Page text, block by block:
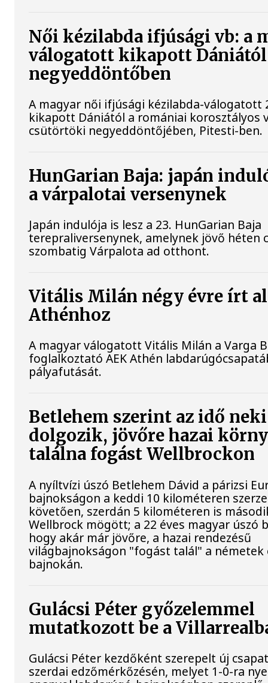
Női kézilabda ifjúsági vb: a
válogatott kikapott Dániától
negyeddöntőben
A magyar női ifjúsági kézilabda-válogatott
kikapott Dániától a romániai korosztályos
csütörtöki negyeddöntőjében, Pitesti-ben.
HunGarian Baja: japán
a várpalotai versenynek
Japán indulója is lesz a 23. HunGarian Baja
terepraliversenynek, amelynek jövő héten
szombatig Várpalota ad otthont.
Vitális Milán négy évre írt
Athénhoz
A magyar válogatott Vitális Milán a Varga
foglalkoztató AEK Athén
pályafutását.
Betlehem szerint az idő neki
dolgozik, jövőre hazai
találna fogást Wellbrockon
A nyíltvízi úszó Betlehem Dávid a párizsi
bajnokságon a keddi 10 kilométeren
követően, szerdán 5 kilométeren is
Wellbrock mögött; a 22 éves magyar úszó
hogy akár már jövőre, a hazai rendezésű
világbajnokságon "fogást talál" a németek
bajnokán.
Gulácsi Péter győzelemmel
mutatkozott be a
Gulácsi Péter kezdőként szerepelt új
szerdai edzőmérkőzésén, melyet 1-0-ra